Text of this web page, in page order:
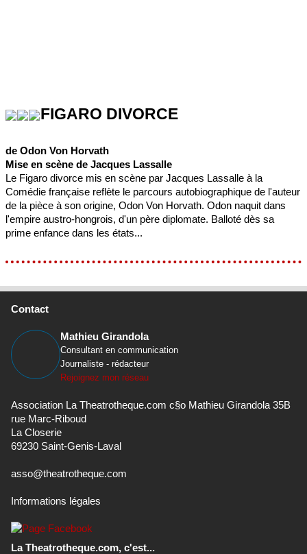
FIGARO DIVORCE
de Odon Von Horvath
Mise en scène de Jacques Lassalle
Le Figaro divorce mis en scène par Jacques Lassalle à la
Comédie française reflète le parcours autobiographique de l'auteur
de la pièce à son origine, Odon Von Horvath. Odon naquit dans
l'empire austro-hongrois, d'un père diplomate. Balloté dès sa
prime enfance dans les états...
Contact
Mathieu Girandola
Consultant en communication
Journaliste - rédacteur
Rejoignez mon réseau
Association La Theatrotheque.com c§o Mathieu Girandola 35B
rue Marc-Riboud
La Closerie
69230 Saint-Genis-Laval
asso@theatrotheque.com
Informations légales
La Theatrotheque.com, c'est...